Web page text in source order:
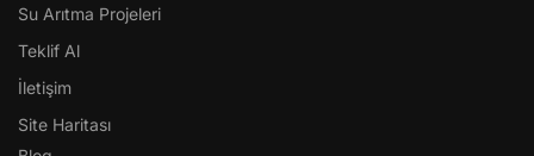
Su Arıtma Projeleri
Teklif Al
İletişim
Site Haritası